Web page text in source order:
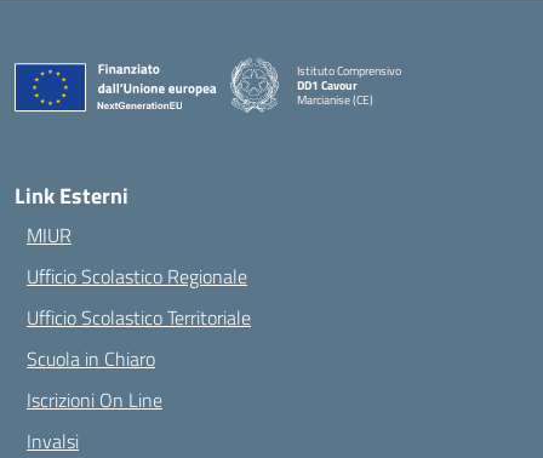
Istituto Comprensivo
DD1 Cavour
Marcianise (CE)
Link Esterni
MIUR
Ufficio Scolastico Regionale
Ufficio Scolastico Territoriale
Scuola in Chiaro
Iscrizioni On Line
Invalsi